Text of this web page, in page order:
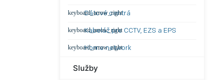
Dátové centrá
Kabeláž pre CCTV, EZS a EPS
Home network
Služby